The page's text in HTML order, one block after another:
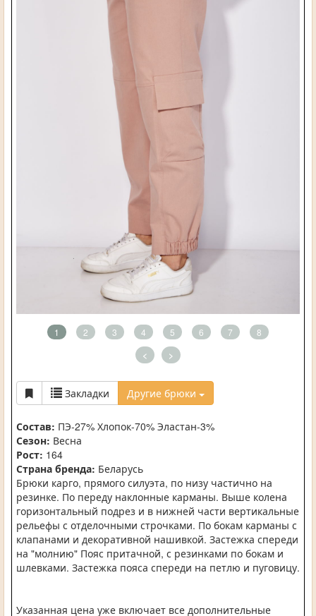
1 2 3 4 5 6 7 8
< >
Закладки Другие брюки
Состав: ПЭ-27% Хлопок-70% Эластан-3%
Сезон: Весна
Рост: 164
Страна бренда: Беларусь
Брюки карго, прямого силуэта, по низу частично на
резинке. По переду наклонные карманы. Выше колена
горизонтальный подрез и в нижней части вертикальные
рельефы с отделочными строчками. По бокам карманы с
клапанами и декоративной нашивкой. Застежка спереди
на "молнию" Пояс притачной, с резинками по бокам и
шлевками. Застежка пояса спереди на петлю и пуговицу.
Указанная цена уже включает все дополнительные